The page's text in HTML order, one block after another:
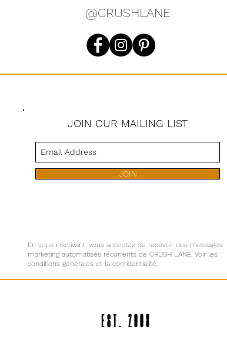
@CRUSHLANE
JOIN OUR MAILING LIST
JOIN
En vous inscrivant, vous acceptez de recevoir des messages
marketing automatisés récurrents de CRUSH LANE. Voir les
conditions générales et la confidentialité.
EST. 2008